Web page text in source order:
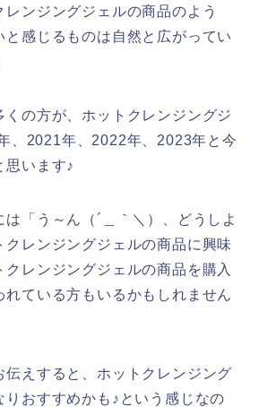
ンジングジェルの商品のよう
と感じるものは自然と広がってい
くの方が、ホットクレンジングジ
、2021年、2022年、2023年と今
思います♪
は「う～ん（´＿｀＼）、どうしよ
クレンジングジェルの商品に興味
クレンジングジェルの商品を購入
れている方もいるかもしれません
伝えすると、ホットクレンジング
りおすすめかも♪という感じなの